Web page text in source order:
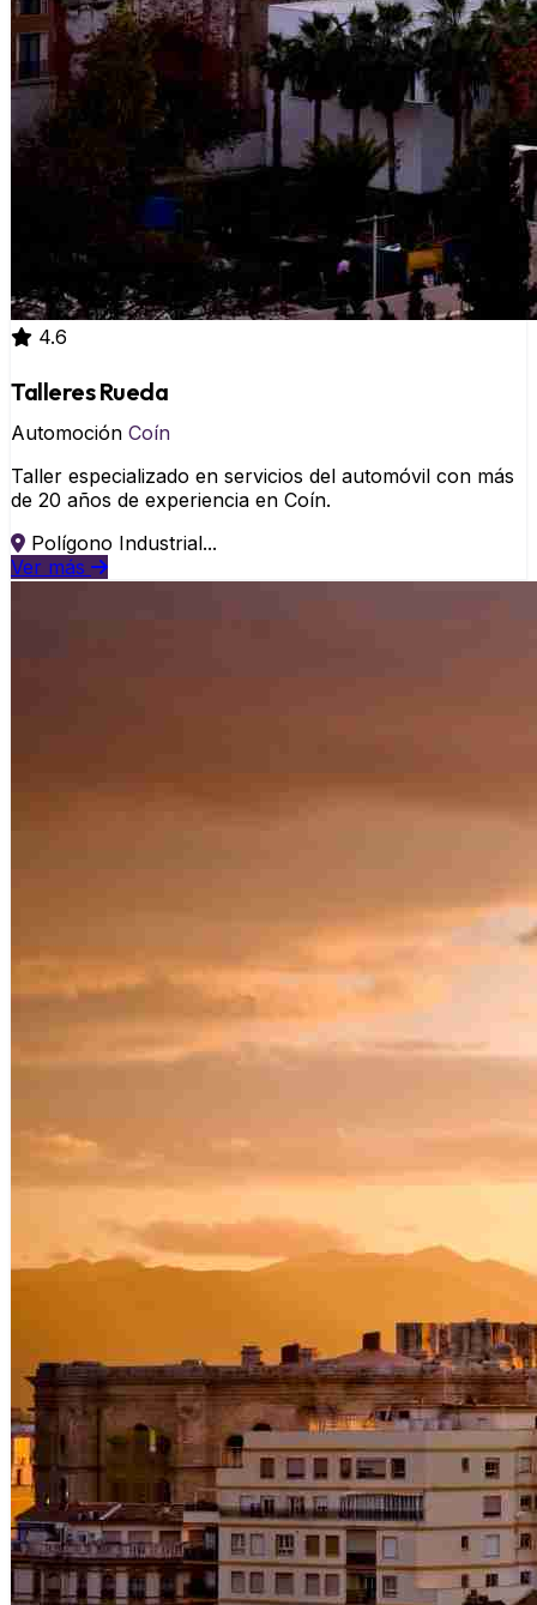
4.6
Talleres Rueda
Automoción Coín
Taller especializado en servicios del automóvil con más
de 20 años de experiencia en Coín.
Polígono Industrial...
Ver más